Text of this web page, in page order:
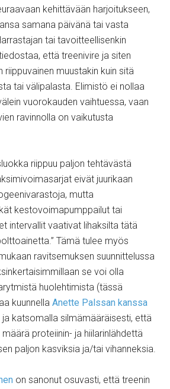
kehittävään harjoitukseen,
samana päivänä tai vasta
tai tavoitteellisenkin
että treenivire ja siten
riippuvainen muustakin kuin sitä
tai välipalasta. Elimistö ei nollaa
vuorokauden vaihtuessa, vaan
ravinnolla on vaikutusta
riippuu paljon tehtävästä
eivät juurikaan
mutta
kestovoimapumppailut tai
intervallit vaativat lihaksilta tätä
Tämä tulee myös
ravitsemuksen suunnittelussa
se voi olla
huolehtimista (tässä
kuunnellaAnette Palssan kanssa
ja katsomalla silmämääräisesti, että
proteiinin- ja hiilarinlähdettä
paljon kasviksia ja/tai vihanneksia.
on sanonut osuvasti, että treenin